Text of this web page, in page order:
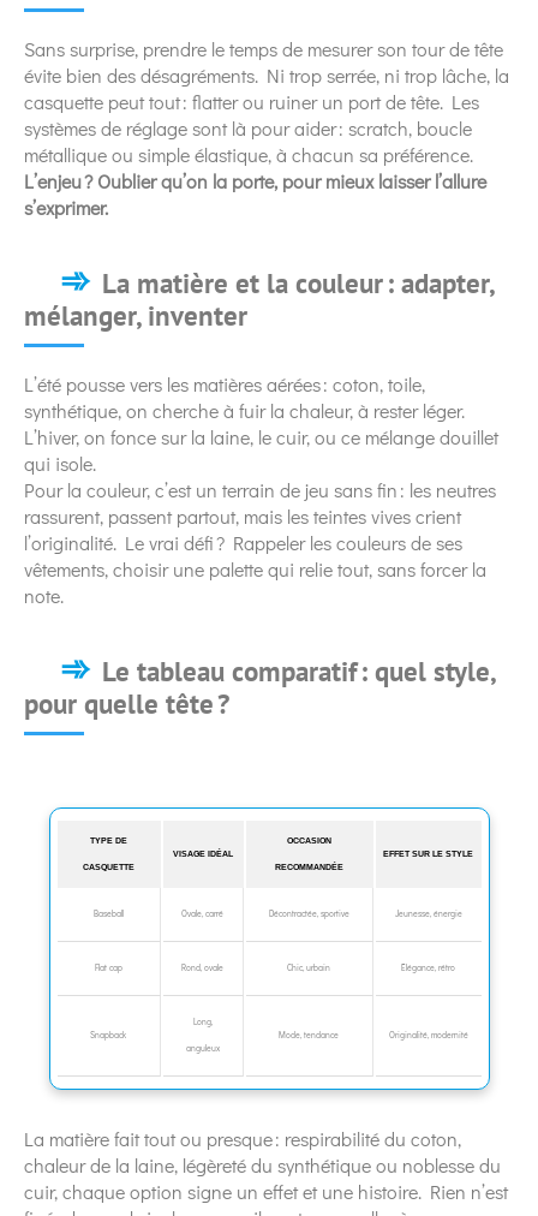
Sans surprise, prendre le temps de mesurer son tour de tête
évite bien des désagréments. Ni trop serrée, ni trop lâche, la
casquette peut tout : flatter ou ruiner un port de tête. Les
systèmes de réglage sont là pour aider : scratch, boucle
métallique ou simple élastique, à chacun sa préférence.
L’enjeu ? Oublier qu’on la porte, pour mieux laisser l’allure
s’exprimer.
La matière et la couleur : adapter,
mélanger, inventer
L’été pousse vers les matières aérées : coton, toile,
synthétique, on cherche à fuir la chaleur, à rester léger.
L’hiver, on fonce sur la laine, le cuir, ou ce mélange douillet
qui isole.
Pour la couleur, c’est un terrain de jeu sans fin : les neutres
rassurent, passent partout, mais les teintes vives crient
l’originalité. Le vrai défi ? Rappeler les couleurs de ses
vêtements, choisir une palette qui relie tout, sans forcer la
note.
Le tableau comparatif : quel style,
pour quelle tête ?
TYPE DE
CASQUETTE
VISAGE IDÉAL
OCCASION
RECOMMANDÉE
EFFET SUR LE STYLE
Baseball Ovale, carré Décontractée, sportive Jeunesse, énergie
Flat cap Rond, ovale Chic, urbain Élégance, rétro
Snapback
Long,
anguleux
Mode, tendance Originalité, modernité
La matière fait tout ou presque : respirabilité du coton,
chaleur de la laine, légèreté du synthétique ou noblesse du
cuir, chaque option signe un effet et une histoire. Rien n’est